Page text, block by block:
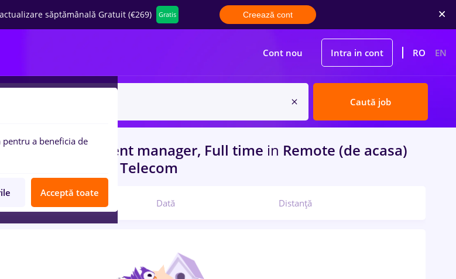
săptămânală Gratuit (€269) Gratis Creează cont
Cont nou Intra in cont RO EN
Caută job
cu salarii asistent manager, Full time in Remote (de acasa)
IT / Telecom
Relevanță Dată Distanță
pentru a beneficia de
Acceptă toate